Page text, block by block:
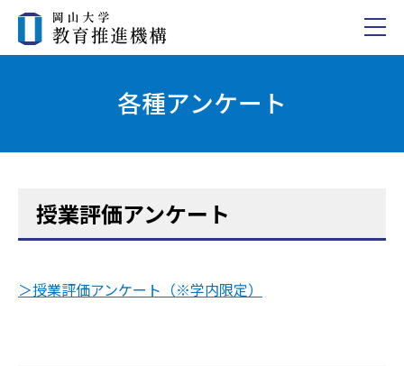
各種アンケート
授業評価アンケート
＞授業評価アンケート（※学内限定）